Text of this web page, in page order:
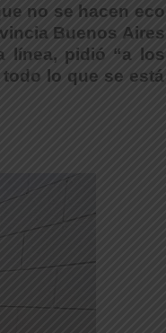
no se hacen eco
Buenos Aires
línea, pidió “a los
lo que se está